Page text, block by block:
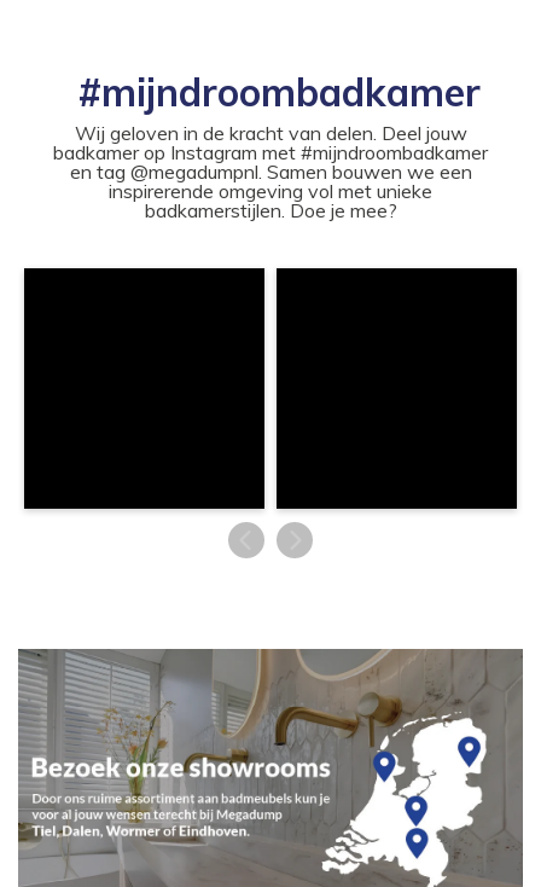
#mijndroombadkamer
Wij geloven in de kracht van delen. Deel jouw
badkamer op Instagram met #mijndroombadkamer
en tag @megadumpnl. Samen bouwen we een
inspirerende omgeving vol met unieke
badkamerstijlen. Doe je mee?